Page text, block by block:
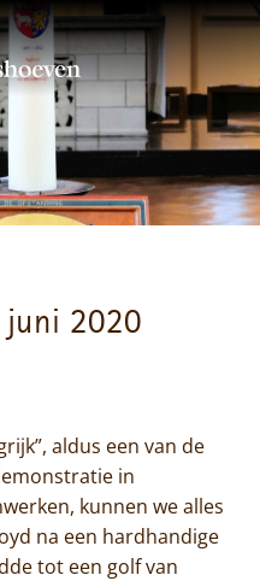
juni 2020
aldus een van de
in
kunnen we alles
na een hardhandige
tot een golf van